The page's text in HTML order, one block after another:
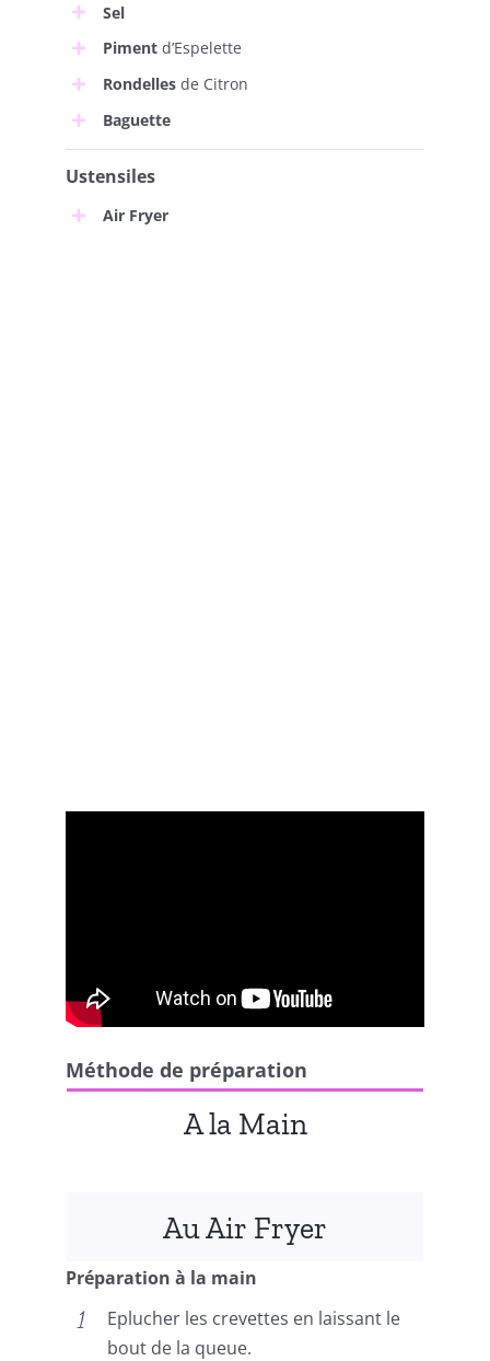
Sel
Pimentd’Espelette
Rondellesde Citron
Baguette
Ustensiles
Air Fryer
Méthode de préparation
A la Main
Au Air Fryer
Préparation à la main
Eplucher les crevettes en laissant le
bout de la queue.